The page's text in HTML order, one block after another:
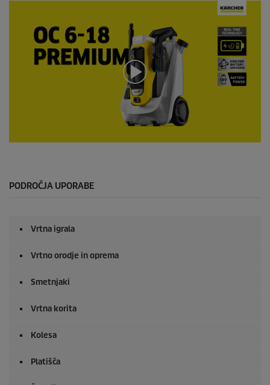
uPODROČJA UPORABE
Vrtna igrala
Vrtno orodje in oprema
Smetnjaki
Vrtna korita
Kolesa
Platišča